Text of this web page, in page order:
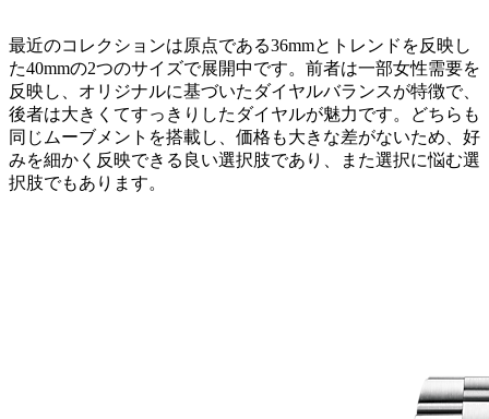
最近のコレクションは原点である36mmとトレンドを反映し
た40mmの2つのサイズで展開中です。前者は一部女性需要を
反映し、オリジナルに基づいたダイヤルバランスが特徴で、
後者は大きくてすっきりしたダイヤルが魅力です。どちらも
同じムーブメントを搭載し、価格も大きな差がないため、好
みを細かく反映できる良い選択肢であり、また選択に悩む選
択肢でもあります。